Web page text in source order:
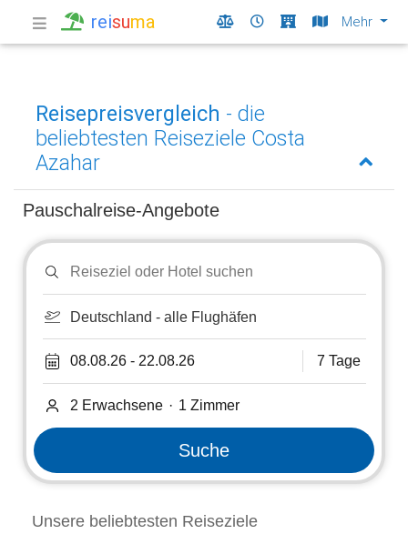
reisuma Mehr
Reisepreisvergleich - die
beliebtesten Reiseziele Costa
Azahar